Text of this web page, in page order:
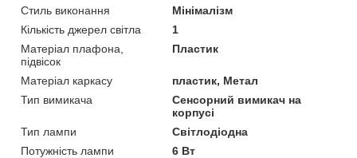
Стиль виконання
Мінімалізм
Кількість джерел світла
1
Матеріал плафона,
підвісок
Пластик
Матеріал каркасу
пластик, Метал
Тип вимикача
Сенсорний вимикач на
корпусі
Тип лампи
Світлодіодна
Потужність лампи
6 Вт